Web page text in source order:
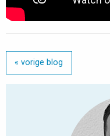
« vorige blog